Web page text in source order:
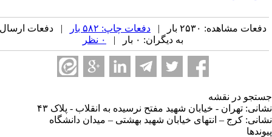
دفعات مشاهده: ۲۵۳۰ بار | دفعات چاپ: ۵۸۲ بار
| دفعات ارسال
به دیگران: ۰ بار |
در نقشه
تهران - خیابان شهید مفتح نرسیده به انقلاب - پلاک ۴۳
کرج – انتهای خیابان شهید بهشتی – میدان دانشگاه